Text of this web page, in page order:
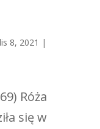
lis 8, 2021 |
Róża
się w